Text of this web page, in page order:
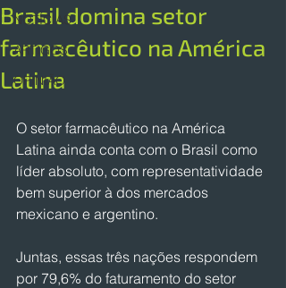
NOTÍCIAS
ARTIGOS
OPINIÃO
Brasil domina setor
farmacêutico na América
Latina
O setor farmacêutico na América
Latina ainda conta com o Brasil como
líder absoluto, com representatividade
bem superior à dos mercados
mexicano e argentino.
Juntas, essas três nações respondem
por 79,6% do faturamento do setor